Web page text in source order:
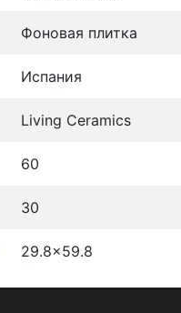
Фоновая плитка
Испания
Living Ceramics
60
30
29.8x59.8